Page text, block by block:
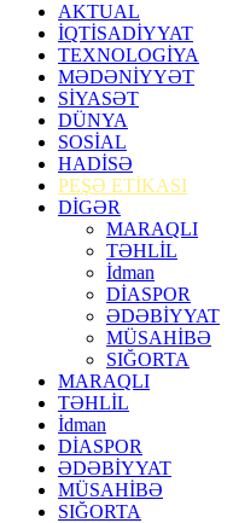
AKTUAL
İQTİSADİYYAT
TEXNOLOGİYA
MƏDƏNİYYƏT
SİYASƏT
DÜNYA
SOSİAL
HADİSƏ
PEŞƏ ETİKASI
DİGƏR
MARAQLI
TƏHLİL
İdman
DİASPOR
ƏDƏBİYYAT
MÜSAHİBƏ
SIĞORTA
MARAQLI
TƏHLİL
İdman
DİASPOR
ƏDƏBİYYAT
MÜSAHİBƏ
SIĞORTA